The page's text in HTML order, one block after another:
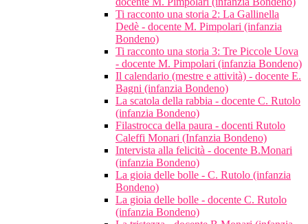
Ti racconto una storia 2: La Gallinella
Dedè - docente M. Pimpolari (infanzia
Bondeno)
Ti racconto una storia 3: Tre Piccole Uova
- docente M. Pimpolari (infanzia Bondeno)
Il calendario (mestre e attività) - docente E.
Bagni (infanzia Bondeno)
La scatola della rabbia - docente C. Rutolo
(infanzia Bondeno)
Filastrocca della paura - docenti Rutolo
Caleffi Monari (Infanzia Bondeno)
Intervista alla felicità - docente B.Monari
(infanzia Bondeno)
La gioia delle bolle - C. Rutolo (infanzia
Bondeno)
La gioia delle bolle - docente C. Rutolo
(infanzia Bondeno)